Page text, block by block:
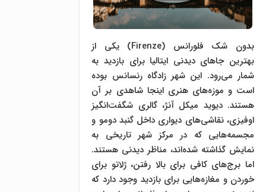
بدون شک فلورانس (Firenze) یکی از
بهترین جاهای دیدنی ایتالیا برای بازدید به
شمار می‌رود. این شهر زادگاه رنسانس بوده
است و موزه‌های هنری اینجا شاهدی بر آن
هستند. دیوید میکل آنژ، گالری شگفت‌انگیز
اوفیزی، نقاشی‌های دیواری داخل گنبد دومو و
مجسمه‌هایی که در مرکز شهر تاریخی به
نمایش گذاشته شده‌اند، مناظر دیدنی هستند.
اما برج‌های کافی برای بالا رفتن، ژلاتو برای
خوردن و مغازه‌هایی برای بازدید وجود دارد که